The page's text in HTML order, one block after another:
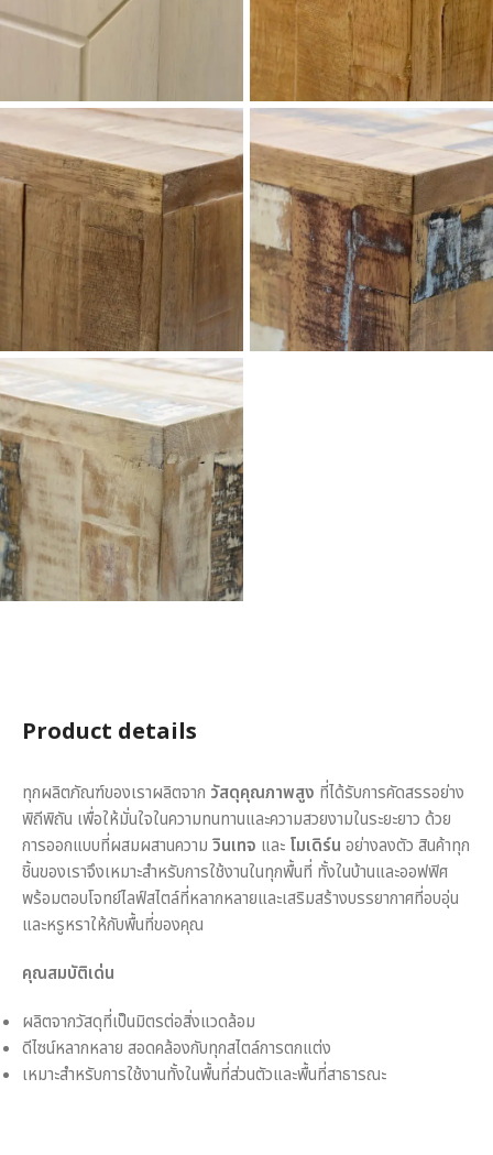
Product details
ทุกผลิตภัณฑ์ของเราผลิตจาก วัสดุคุณภาพสูง ที่ได้รับการคัดสรรอย่าง
พิถีพิถัน เพื่อให้มั่นใจในความทนทานและความสวยงามในระยะยาว ด้วย
การออกแบบที่ผสมผสานความ วินเทจ และ โมเดิร์น อย่างลงตัว สินค้าทุก
ชิ้นของเราจึงเหมาะสำหรับการใช้งานในทุกพื้นที่ ทั้งในบ้านและออฟฟิศ
พร้อมตอบโจทย์ไลฟ์สไตล์ที่หลากหลายและเสริมสร้างบรรยากาศที่อบอุ่น
และหรูหราให้กับพื้นที่ของคุณ
คุณสมบัติเด่น
ผลิตจากวัสดุที่เป็นมิตรต่อสิ่งแวดล้อม
ดีไซน์หลากหลาย สอดคล้องกับทุกสไตล์การตกแต่ง
เหมาะสำหรับการใช้งานทั้งในพื้นที่ส่วนตัวและพื้นที่สาธารณะ